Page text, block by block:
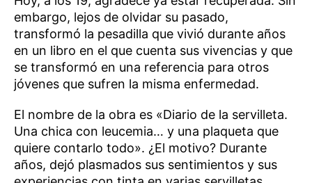
embargo, lejos de olvidar su pasado,
transformó la pesadilla que vivió durante años
en un libro en el que cuenta sus vivencias y que
se transformó en una referencia para otros
jóvenes que sufren la misma enfermedad.
El nombre de la obra es «Diario de la servilleta.
Una chica con leucemia… y una plaqueta que
quiere contarlo todo». ¿El motivo? Durante
años, dejó plasmados sus sentimientos y sus